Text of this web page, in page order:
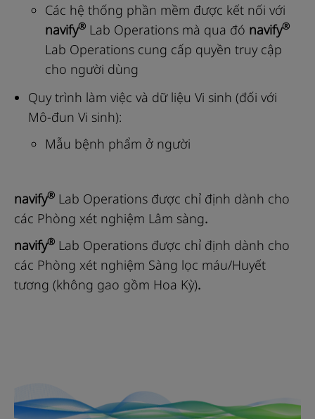
Các hệ thống phần mềm được kết nối với
navify® Lab Operations mà qua đó navify®
Lab Operations cung cấp quyền truy cập
cho người dùng
Quy trình làm việc và dữ liệu Vi sinh (đối với
Mô-đun Vi sinh):
Mẫu bệnh phẩm ở người
navify® Lab Operations được chỉ định dành cho
các Phòng xét nghiệm Lâm sàng.
navify® Lab Operations được chỉ định dành cho
các Phòng xét nghiệm Sàng lọc máu/Huyết
tương (không gao gồm Hoa Kỳ).